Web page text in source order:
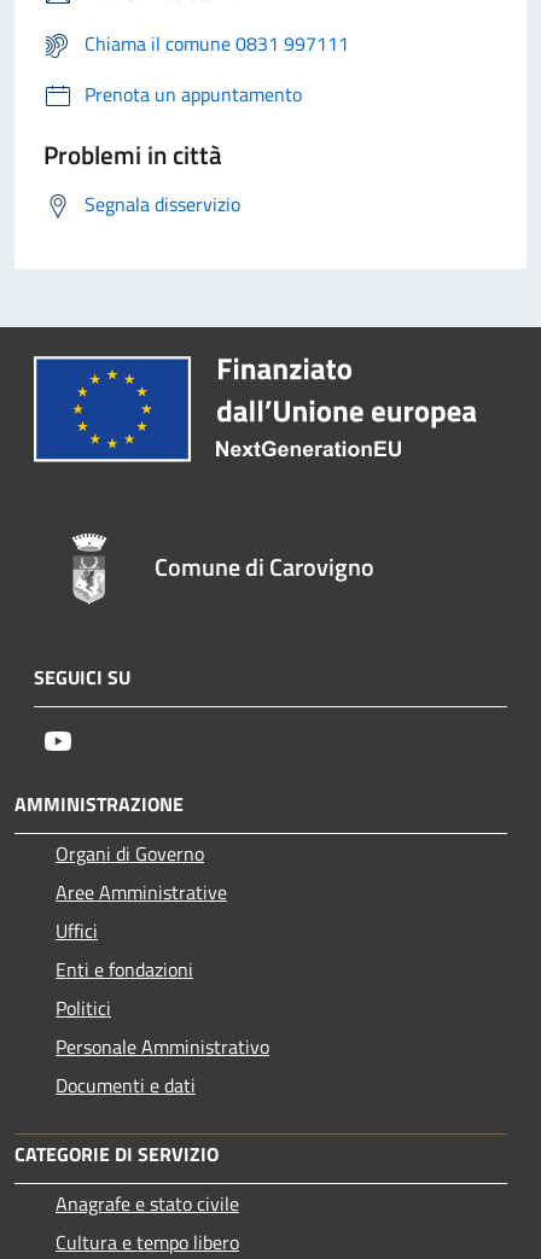
Chiama il comune 0831 997111
Prenota un appuntamento
Problemi in città
Segnala disservizio
Comune di Carovigno
SEGUICI SU
AMMINISTRAZIONE
Organi di Governo
Aree Amministrative
Uffici
Enti e fondazioni
Politici
Personale Amministrativo
Documenti e dati
CATEGORIE DI SERVIZIO
Anagrafe e stato civile
Cultura e tempo libero